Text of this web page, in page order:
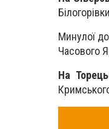
Минулої
Часового
На